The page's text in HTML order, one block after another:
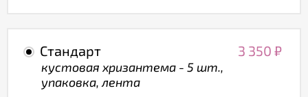
Стандарт 3 350 ₽
кустовая хризантема - 5 шт.,
упаковка, лента